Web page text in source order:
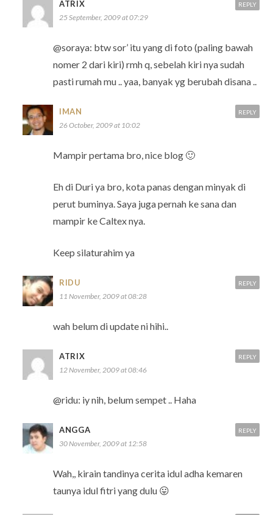
ATRIX
25 September, 2009 at 07:29
@soraya: btw sor’ itu yang di foto (paling bawah
nomer 2 dari kiri) rmh q, sebelah kiri nya sudah
pasti rumah mu .. yaa, banyak yg berubah disana ..
REPLY
IMAN
26 October, 2009 at 10:02
Mampir pertama bro, nice blog 🙂
Eh di Duri ya bro, kota panas dengan minyak di
perut buminya. Saya juga pernah ke sana dan
mampir ke Caltex nya.
Keep silaturahim ya
REPLY
RIDU
11 November, 2009 at 08:28
wah belum di update ni hihi..
REPLY
ATRIX
12 November, 2009 at 08:46
@ridu: iy nih, belum sempet .. Haha
REPLY
ANGGA
30 November, 2009 at 12:58
Wah,, kirain tandinya cerita idul adha kemaren
taunya idul fitri yang dulu 😛
REPLY